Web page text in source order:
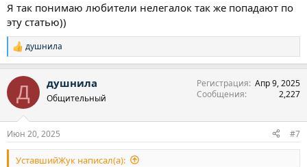
Под статью попадают около 2х миллионов россиян,причем
заверили что придут домой к каждому)
Я так понимаю любители нелегалок так же попадают по
эту статью))
Р
е
к
и
душнила
Д душнила
Общительный
Регистрация Апр 9, 2025
Сообщения
2,227
Июн 20, 2025 #7
УставшийЖук написал(а):